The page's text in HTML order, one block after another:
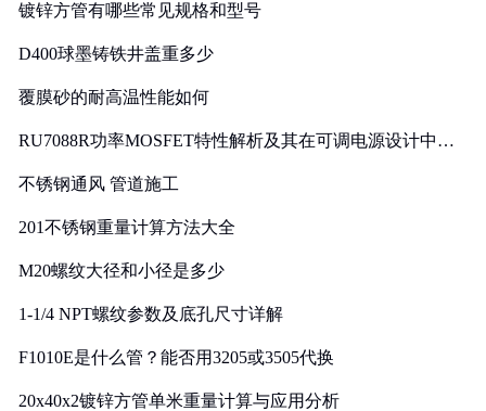
镀锌方管有哪些常见规格和型号
D400球墨铸铁井盖重多少
覆膜砂的耐高温性能如何
RU7088R功率MOSFET特性解析及其在可调电源设计中的
不锈钢通风 管道施工
201不锈钢重量计算方法大全
M20螺纹大径和小径是多少
1-1/4 NPT螺纹参数及底孔尺寸详解
F1010E是什么管？能否用3205或3505代换
20x40x2镀锌方管单米重量计算与应用分析